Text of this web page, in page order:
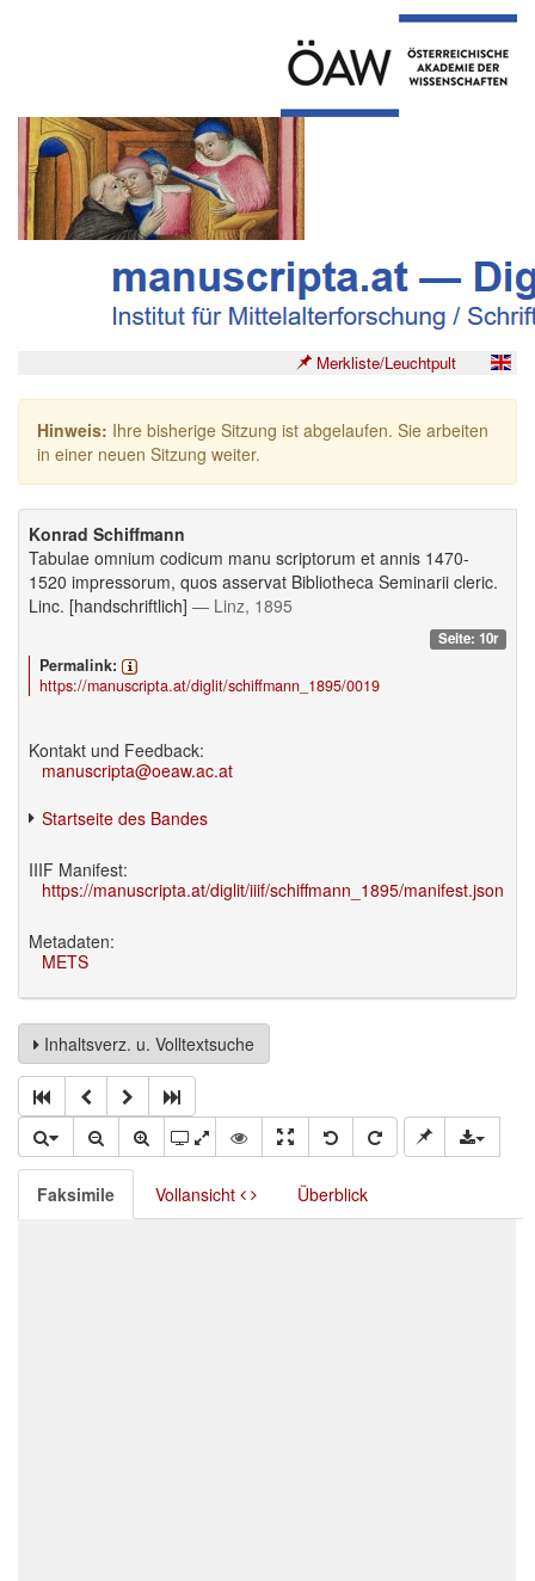
Merkliste/Leuchtpult
Hinweis: Ihre bisherige Sitzung ist abgelaufen. Sie arbeiten
in einer neuen Sitzung weiter.
Konrad Schiffmann
Tabulae omnium codicum manu scriptorum et annis 1470-
1520 impressorum, quos asservat Bibliotheca Seminarii cleric.
Linc. [handschriftlich] — Linz, 1895
Seite: 10r
Permalink:
https://manuscripta.at/diglit/schiffmann_1895/0019
Kontakt und Feedback:
manuscripta@oeaw.ac.at
Startseite des Bandes
IIIF Manifest:
https://manuscripta.at/diglit/iiif/schiffmann_1895/manifest.json
Metadaten:
METS
Inhaltsverz. u. Volltextsuche
Faksimile Vollansicht Überblick